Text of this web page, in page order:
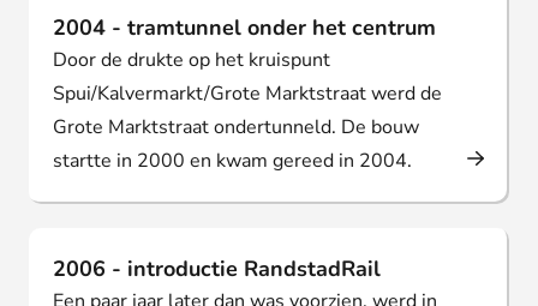
2004 - tramtunnel onder het centrum
Door de drukte op het kruispunt
Spui/Kalvermarkt/Grote Marktstraat werd de
Grote Marktstraat ondertunneld. De bouw
startte in 2000 en kwam gereed in 2004.
2006 - introductie RandstadRail